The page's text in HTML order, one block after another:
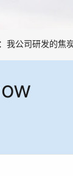
我公司研发的焦